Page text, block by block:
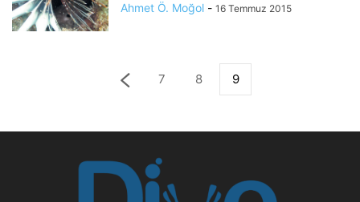
Ahmet Ö. Moğol - 16 Temmuz 2015
7 8 9